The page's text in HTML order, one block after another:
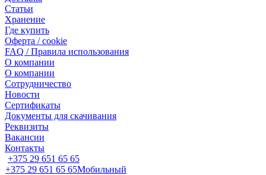
Статьи
Хранение
Где купить
Оферта / cookie
FAQ / Правила использования
О компании
О компании
Сотрудничество
Новости
Сертификаты
Документы для скачивания
Реквизиты
Вакансии
Контакты
+375 29 651 65 65
+375 29 651 65 65Мобильный